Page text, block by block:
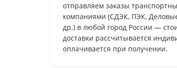
отправляем заказы
компаниями (СДЭК, ПЭК,
др.) в любой город России —
доставки рассчитывается
оплачивается при получении.